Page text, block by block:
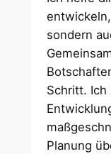
sondern
Schritt.
Planung